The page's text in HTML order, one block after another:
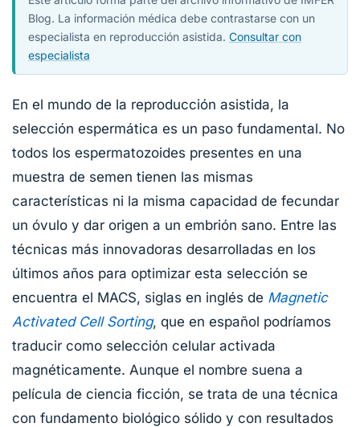
Blog. La información médica debe contrastarse con un
especialista en reproducción asistida. Consultar con
especialista
En el mundo de la reproducción asistida, la
selección espermática es un paso fundamental. No
todos los espermatozoides presentes en una
muestra de semen tienen las mismas
características ni la misma capacidad de fecundar
un óvulo y dar origen a un embrión sano. Entre las
técnicas más innovadoras desarrolladas en los
últimos años para optimizar esta selección se
encuentra el MACS, siglas en inglés de Magnetic
Activated Cell Sorting, que en español podríamos
traducir como selección celular activada
magnéticamente. Aunque el nombre suena a
película de ciencia ficción, se trata de una técnica
con fundamento biológico sólido y con resultados